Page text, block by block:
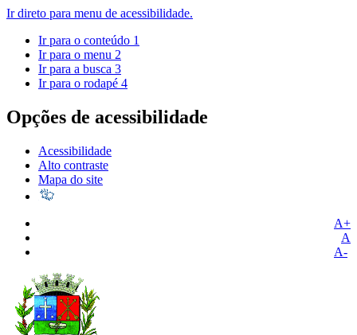
Ir direto para menu de acessibilidade.
Ir para o conteúdo 1
Ir para o menu 2
Ir para a busca 3
Ir para o rodapé 4
Opções de acessibilidade
Acessibilidade
Alto contraste
Mapa do site
A+
A
A-